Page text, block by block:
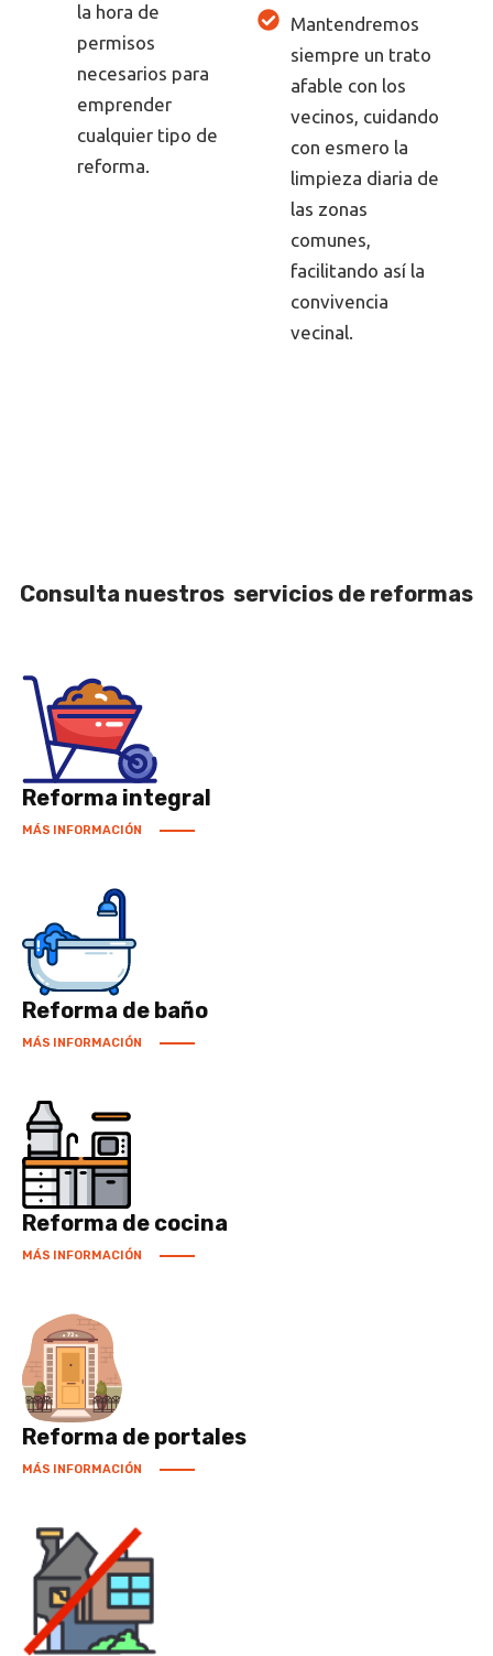
la hora de
permisos
necesarios para
emprender
cualquier tipo de
reforma.
Mantendremos
siempre un trato
afable con los
vecinos, cuidando
con esmero la
limpieza diaria de
las zonas
comunes,
facilitando así la
convivencia
vecinal.
Consulta nuestros servicios de reformas
Reforma integral
MÁS INFORMACIÓN
Reforma de baño
MÁS INFORMACIÓN
Reforma de cocina
MÁS INFORMACIÓN
Reforma de portales
MÁS INFORMACIÓN